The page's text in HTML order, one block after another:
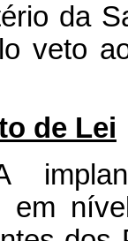
da
veto
de Lei
em